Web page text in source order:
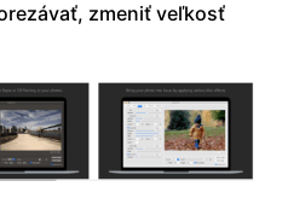
zmeniť veľkosť